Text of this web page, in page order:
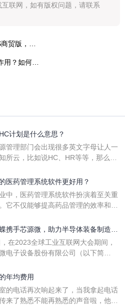
互联网，如有版权问题，请联系
计划是什么意思？
管理部门会出现很多英文字母让人一
所云，比如说HC、HR等等，那么它
医药管理系统软件更好用？
中，医药管理系统软件扮演着至关重
它不仅能够提高药品管理的效率和准
医药管理系统软件应具备以下特点。
地进行操作。 复杂的
携手芯源微，助力半导体装备制造领
世界
在2023全球工业互联网大会期间，
电子设备股份有限公司（以下简
蝶”）在辽宁沈阳签署战略合作协议。
，从而实现公司产研一体化、业财一
公司整体业务水平。
年均费用
的电话再次响起来了，当我拿起电话
来了熟悉不能再熟悉的声音啦，他就